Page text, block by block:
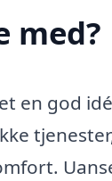
med?
en god